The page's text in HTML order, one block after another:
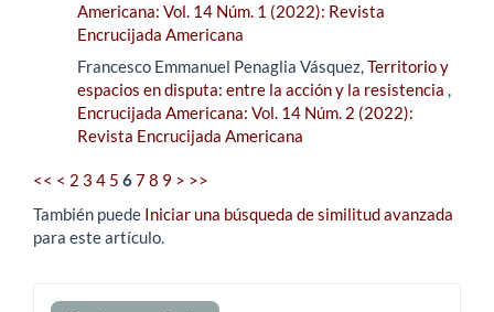
Americana: Vol. 14 Núm. 1 (2022): Revista
Encrucijada Americana
Francesco Emmanuel Penaglia Vásquez,Territorio y
espacios en disputa: entre la acción y la resistencia ,
Encrucijada Americana: Vol. 14 Núm. 2 (2022):
Revista Encrucijada Americana
<< < 2 3 4 5 678 9 > >>
También puede Iniciar una búsqueda de similitud avanzada
para este artículo.
Enviar